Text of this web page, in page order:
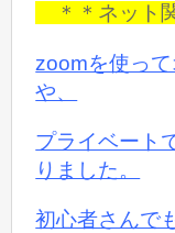
＊＊ネット
zoomを使っ
や、
プライベート
りました。
初心者さんで